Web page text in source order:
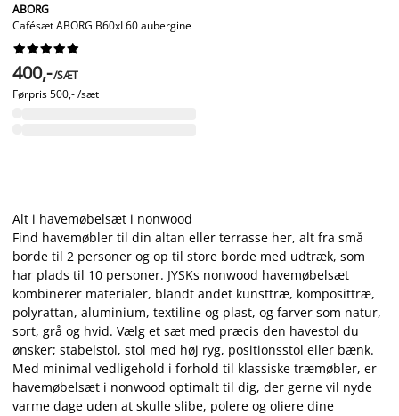
ABORG
Cafésæt ABORG B60xL60 aubergine






400,-/SÆT
Førpris500,- /sæt
Alt i havemøbelsæt i nonwood
Find havemøbler til din altan eller terrasse her, alt fra små
borde til 2 personer og op til store borde med udtræk, som
har plads til 10 personer. JYSKs nonwood havemøbelsæt
kombinerer materialer, blandt andet kunsttræ, komposittræ,
polyrattan, aluminium, textiline og plast, og farver som natur,
sort, grå og hvid. Vælg et sæt med præcis den havestol du
ønsker; stabelstol, stol med høj ryg, positionsstol eller bænk.
Med minimal vedligehold i forhold til klassiske træmøbler, er
havemøbelsæt i nonwood optimalt til dig, der gerne vil nyde
varme dage uden at skulle slibe, polere og oliere dine